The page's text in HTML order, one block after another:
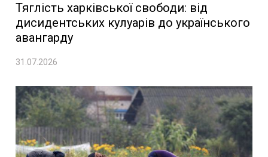
Тяглість харківської свободи: від
дисидентських кулуарів до українського
авангарду
31.07.2026